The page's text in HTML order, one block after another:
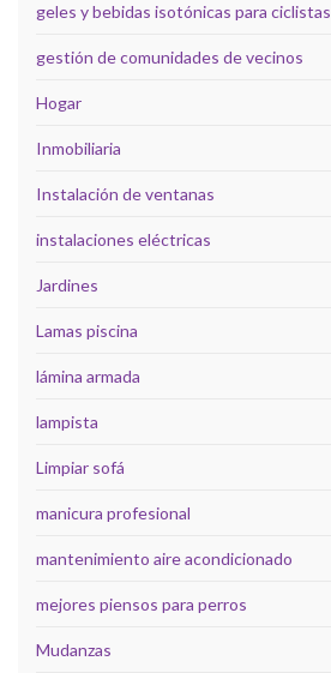
geles y bebidas isotónicas para ciclistas
gestión de comunidades de vecinos
Hogar
Inmobiliaria
Instalación de ventanas
instalaciones eléctricas
Jardines
Lamas piscina
lámina armada
lampista
Limpiar sofá
manicura profesional
mantenimiento aire acondicionado
mejores piensos para perros
Mudanzas